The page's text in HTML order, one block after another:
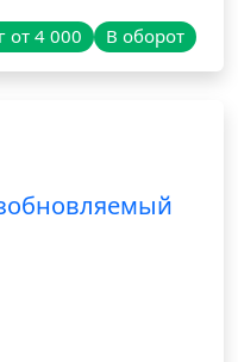
от 4 000 В оборот